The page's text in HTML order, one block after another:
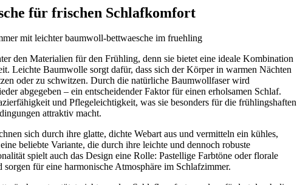
für frischen Schlafkomfort
den Materialien für den Frühling, denn sie bietet eine ideale Kombination
Leichte Baumwolle sorgt dafür, dass sich der Körper in warmen Nächten
oder zu schwitzen. Durch die natürliche Baumwollfaser wird
abgegeben – ein entscheidender Faktor für einen erholsamen Schlaf.
und Pflegeleichtigkeit, was sie besonders für die frühlingshaften
attraktiv macht.
sich durch ihre glatte, dichte Webart aus und vermitteln ein kühles,
beliebte Variante, die durch ihre leichte und dennoch robuste
spielt auch das Design eine Rolle: Pastellige Farbtöne oder florale
sorgen für eine harmonische Atmosphäre im Schlafzimmer.